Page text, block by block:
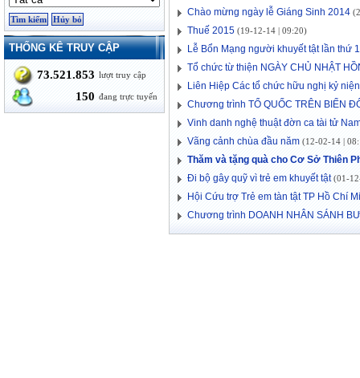
THỐNG KÊ TRUY CẬP
73.521.853 lượt truy cập
150 đang trực tuyến
Chào mừng ngày lễ Giáng Sinh 2014
Thuế 2015 (19-12-14 | 09:20)
Lễ Bổn Mạng người khuyết tật lần thứ
Tổ chức từ thiện NGÀY CHỦ NHẬT
Liên Hiệp Các tổ chức hữu nghị kỷ
Chương trình TỔ QUỐC TRÊN BIỂN
Vinh danh nghệ thuật đờn ca tài tử
Vãng cảnh chùa đầu năm (12-02-14 |
Thăm và tặng quà cho Cơ Sở Thiên
Đi bộ gây quỹ vì trẻ em khuyết tật(01-
Hội Cứu trợ Trẻ em tàn tật TP Hồ Chí
Chương trình DOANH NHÂN SÁNH